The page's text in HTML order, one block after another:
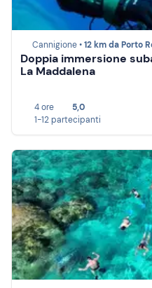
Cannigione •12 km da Porto
Doppia immersione
La Maddalena
4 ore
5,0
1-12 partecipanti